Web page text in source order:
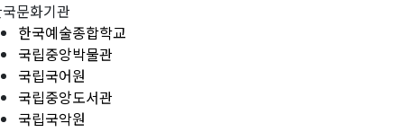
문화기관
한국예술종합학교
국립중앙박물관
국립국어원
국립중앙도서관
국립국악원